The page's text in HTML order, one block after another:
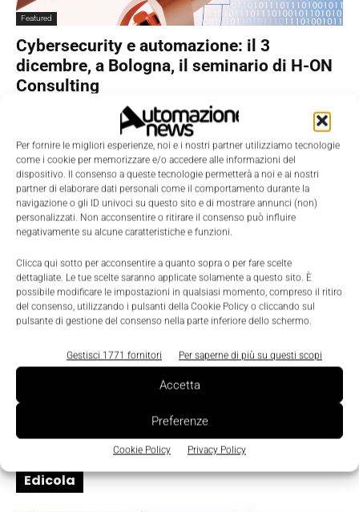
Per fornire le migliori esperienze, noi e i nostri partner utilizziamo tecnologie
come i cookie per memorizzare e/o accedere alle informazioni del
dispositivo. Il consenso a queste tecnologie permetterà a noi e ai nostri
partner di elaborare dati personali come il comportamento durante la
navigazione o gli ID univoci su questo sito e di mostrare annunci (non)
personalizzati. Non acconsentire o ritirare il consenso può influire
negativamente su alcune caratteristiche e funzioni.
Clicca qui sotto per acconsentire a quanto sopra o per fare scelte
dettagliate. Le tue scelte saranno applicate solamente a questo sito. È
possibile modificare le impostazioni in qualsiasi momento, compreso il ritiro
del consenso, utilizzando i pulsanti della Cookie Policy o cliccando sul
pulsante di gestione del consenso nella parte inferiore dello schermo.
Gestisci 1771 fornitori Per saperne di più su questi scopi
Accetta
Preferenze
Cookie Policy Privacy Policy
Featured
Cybersecurity e automazione: il 3
dicembre, a Bologna, il seminario di H-ON
Consulting
7 Novembre 2019
1 2
Edicola